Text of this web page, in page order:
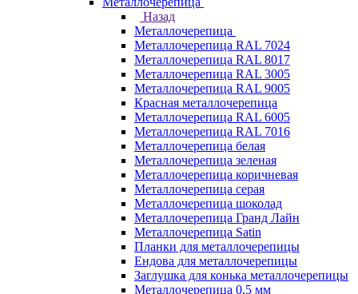
Назад
Металлочерепица
Металлочерепица RAL 7024
Металлочерепица RAL 8017
Металлочерепица RAL 3005
Металлочерепица RAL 9005
Красная металлочерепица
Металлочерепица RAL 6005
Металлочерепица RAL 7016
Металлочерепица белая
Металлочерепица зеленая
Металлочерепица коричневая
Металлочерепица серая
Металлочерепица шоколад
Металлочерепица Гранд Лайн
Металлочерепица Satin
Планки для металлочерепицы
Ендова для металлочерепицы
Заглушка для конька металлочерепицы
Металлочерепица 0,5 мм